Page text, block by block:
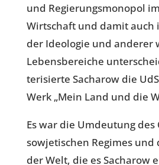
und Regie­rungs­mo­no­pol
Wirt­schaft und damit auch
der Ideo­lo­gie und anderer
Lebens­be­rei­che
te­ri­sierte Sach­a­row die
Werk „Mein Land und die
Es war die Umdeu­tung des
sowje­ti­schen Regimes und
der Welt, die es Sach­a­row